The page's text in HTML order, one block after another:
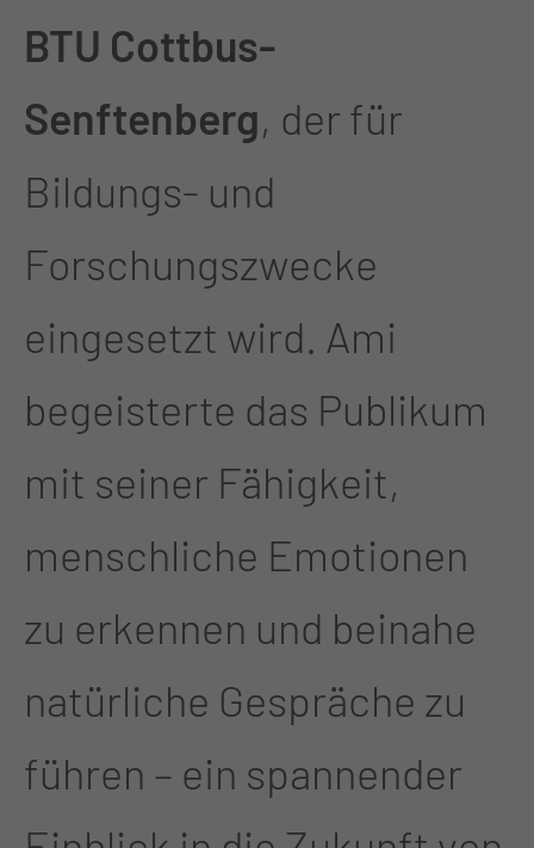
BTU Cottbus-
Senftenberg, der für
Bildungs- und
Forschungszwecke
eingesetzt wird. Ami
begeisterte das Publikum
mit seiner Fähigkeit,
menschliche Emotionen
zu erkennen und beinahe
natürliche Gespräche zu
führen – ein spannender